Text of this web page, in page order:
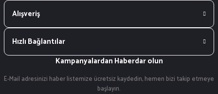
Alışveriş
Hızlı Bağlantılar
Kampanyalardan Haberdar olun
E-Mail adresinizi haber listemize ücretsiz kaydedin, hemen bizi takip etmeye
başlayın.